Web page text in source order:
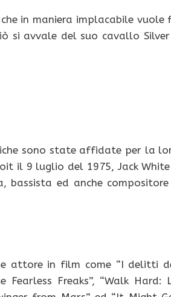
in maniera implacabile vuole
si avvale del suo cavallo
sono state affidate per la
il 9 luglio del 1975, Jack
ed anche
attore in film come “I delitti
Fearless Freaks”, “Walk Hard: